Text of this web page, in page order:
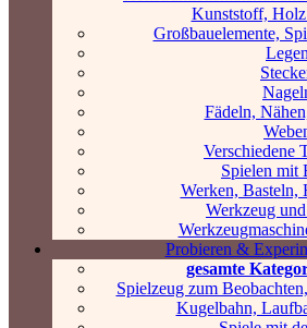
Kunststoff,
Großbauelemente,
Legen
Fädeln,
Verschiedene
Spielen mit
Werken, Basteln,
Werkzeug
Probieren &
gesamte
Spielzeug zum
Kugelbahn,